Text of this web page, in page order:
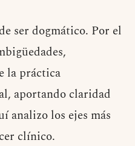
ser dogmático. Por el
la práctica
aportando claridad
analizo los ejes más
clínico.